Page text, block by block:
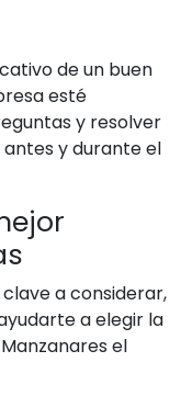
de un buen
esté
y resolver
y durante el
a considerar,
a elegir la
el